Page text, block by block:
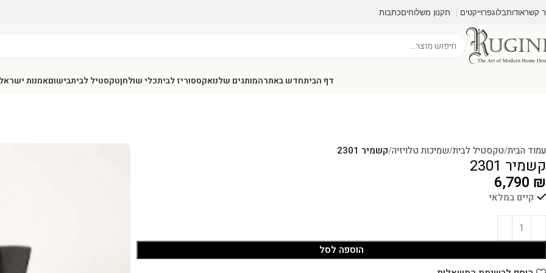
קשראודותבלוגפרוייקטים תקנון משלוחיםכתבות
דף הביתחדש באתרהמותגים שלנואקססוריז לביתכלי שולחןטקסטיל לביתבישוםאמנות
עמוד הבית טקסטיל לבית שמיכות טלויזיה קשמיר 2301
קשמיר 2301
6,790 ₪
קיים במלאי
הוספה לסל